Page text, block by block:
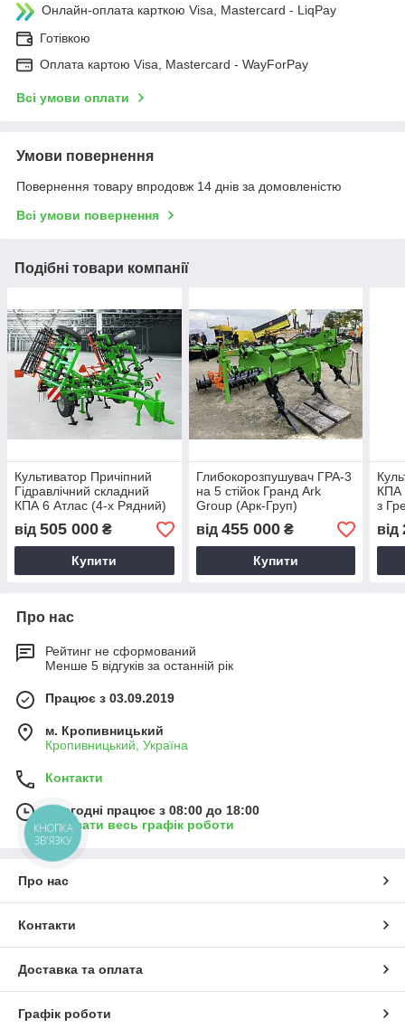
Онлайн-оплата карткою Visa, Mastercard - LiqPay
Готівкою
Оплата картою Visa, Mastercard - WayForPay
Всі умови оплати
Умови повернення
Повернення товару впродовж 14 днів за домовленістю
Всі умови повернення
Подібні товари компанії
Культиватор Причіпний
Гідравлічний складний
КПА 6 Атлас (4-х Рядний)
з Гребінкою і Катком Арк-
Груп
від 505 000 ₴
Купити
Глибокорозпушувач ГРА-3
на 5 стійок Гранд Ark
Group (Арк-Груп)
від 455 000₴
Купити
КПА
з
Груп
від
Про нас
Рейтинг не сформований
Менше 5 відгуків за останній рік
Працює з 03.09.2019
м. Кропивницький
Кропивницький, Україна
Контакти
Сьогодні працює з 08:00 до 18:00
Показати весь графік роботи
Про нас
Контакти
Доставка та оплата
Графік роботи
КНОПКА
ЗВ'ЯЗКУ